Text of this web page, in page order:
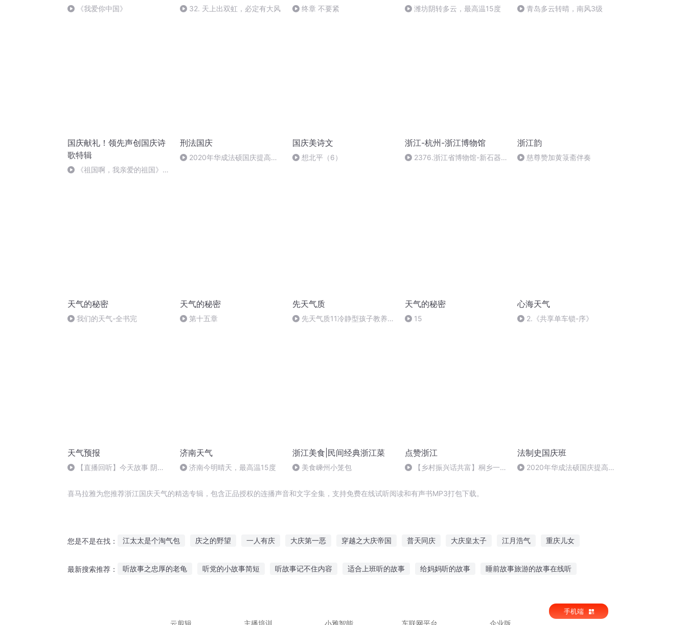
《我爱你中国》 32. 天上出双虹，必定有大风 终章 不要紧 潍坊阴转多云，最高温15度 青岛多云转晴，南风3级
国庆献礼！领先声创国庆诗
歌特辑
《祖国啊，我亲爱的祖国》温
刑法国庆
2020年华成法硕国庆提高班
国庆美诗文
想北平（6）
浙江-杭州-浙江博物馆
2376.浙江省博物馆-新石器
浙江韵
慈尊赞加黄箓斋伴奏
天气的秘密
我们的天气-全书完
天气的秘密
第十五章
先天气质
先天气质11冷静型孩子教养关
天气的秘密
15
心海天气
2.《共享单车锁-序》
天气预报
【直播回听】今天故事 阴阳
济南天气
济南今明晴天，最高温15度
浙江美食|民间经典浙江菜
美食嵊州小笼包
点赞浙江
【乡村振兴话共富】桐乡一颗
法制史国庆班
2020年华成法硕国庆提高班
喜马拉雅为您推荐浙江国庆天气的精选专辑，包含正品授权的连播声音和文字全集，支持免费在线试听阅读和有声书MP3打包下载。
您是不是在找： 江太太是个淘气包 庆之的野望 一人有庆 大庆第一恶 穿越之大庆帝国 普天同庆 大庆皇太子 江月浩气 重庆儿女
最新搜索推荐： 听故事之忠厚的老龟 听党的小故事简短 听故事记不住内容 适合上班听的故事 给妈妈听的故事 睡前故事旅游的故事在线听
云剪辑
主播培训 小雅智能 车联网平台 企业版
手机端